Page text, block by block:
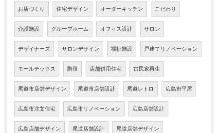
お店づくり 住宅デザイン オーダーキッチン こだわり
介護施設 グループホーム オフィス設計 サロン
デザイナーズ サロンデザイン 福祉施設 戸建てリノベーション
モールテックス 階段 店舗併用住宅 古民家再生
尾道市店舗デザイン 尾道市店舗設計 尾道レトロ 広島市平屋
広島市注文住宅 広島市リノベーション 広島店舗設計
広島店舗デザイン 尾道店舗設計 尾道店舗デザイン